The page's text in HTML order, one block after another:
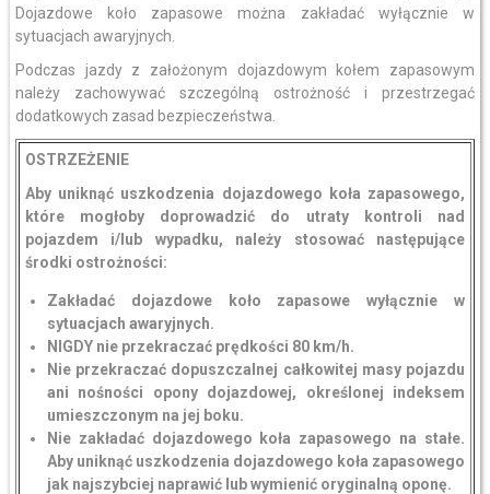
Dojazdowe koło zapasowe można zakładać wyłącznie w
sytuacjach awaryjnych.
Podczas jazdy z założonym dojazdowym kołem zapasowym
należy zachowywać szczególną ostrożność i przestrzegać
dodatkowych zasad bezpieczeństwa.
OSTRZEŻENIE
Aby uniknąć uszkodzenia dojazdowego koła zapasowego,
które mogłoby doprowadzić do utraty kontroli nad
pojazdem i/lub wypadku, należy stosować następujące
środki ostrożności:
Zakładać dojazdowe koło zapasowe wyłącznie w
sytuacjach awaryjnych.
NIGDY nie przekraczać prędkości 80 km/h.
Nie przekraczać dopuszczalnej całkowitej masy pojazdu
ani nośności opony dojazdowej, określonej indeksem
umieszczonym na jej boku.
Nie zakładać dojazdowego koła zapasowego na stałe.
Aby uniknąć uszkodzenia dojazdowego koła zapasowego
jak najszybciej naprawić lub wymienić oryginalną oponę.